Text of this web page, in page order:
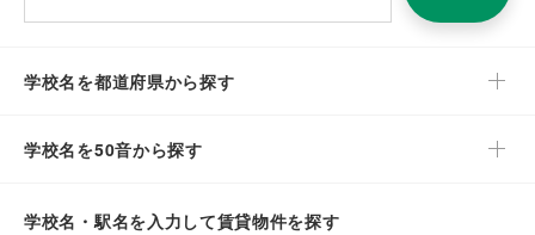
学校名を都道府県から探す
学校名を50音から探す
学校名・駅名を入力して賃貸物件を探す